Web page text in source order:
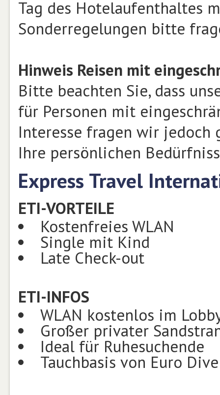
Tag des Hotelaufenthaltes
Sonderregelungen bitte
Hinweis Reisen mit
Bitte beachten Sie, dass
für Personen mit
Interesse fragen wir
Ihre persönlichen
Express Travel
ETI-VORTEILE
Kostenfreies WLAN
Single mit Kind
Late Check-out
ETI-INFOS
WLAN kostenlos im
Großer privater
Ideal für Ruhesuchende
Tauchbasis von Euro